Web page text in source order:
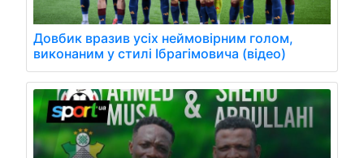
Довбик вразив усіх неймовірним голом,
виконаним у стилі Ібрагімовича (відео)